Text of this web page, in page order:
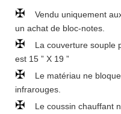
✠
Vendu uniquement
un achat de bloc-notes.
✠
La couverture souple
est 15 ” X 19 ”
✠
Le matériau ne
infrarouges.
✠
Le coussin chauffant